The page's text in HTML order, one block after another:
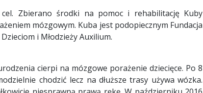
cel. Zbierano środki na pomoc i rehabilitację Kuby
mózgowym. Kuba jest podopiecznym Fundacja
i Młodzieży Auxilium.
cierpi na mózgowe porażenie dziecięce. Po 8
chodzić lecz na dłuższe trasy używa wózka.